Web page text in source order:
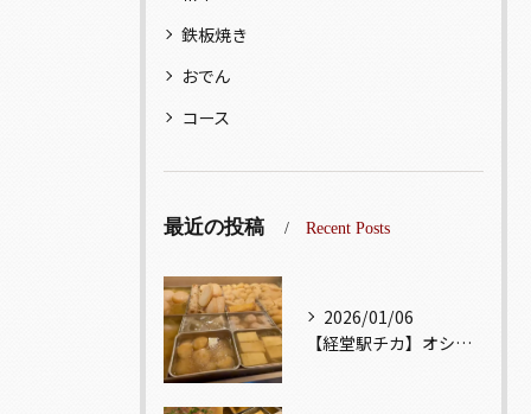
鉄板焼き
おでん
コース
最近の投稿 Recent Posts
2026/01/06
【経堂駅チカ】オシャレ居酒屋🏮出汁が美味しいおでんがオススメ...